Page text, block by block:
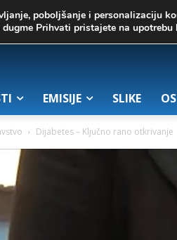
02. август 2026.
EMISIJE SLIKE
Dijabetes – Ključno rano otkrivanje
poboljšanje i personalizaciju
Prihvati pristajete na